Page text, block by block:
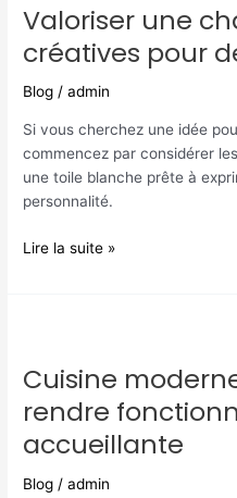
Valoriser une
créatives pour
Blog /admin
Si vous cherchez une idée
commencez par considérer
une toile blanche prête à
personnalité.
chambre:
idées
créatives
pour
murs
originaux
Lire la suite »
Cuisine
rendre
accueillante
Blog /admin
:
comment
la
rendre